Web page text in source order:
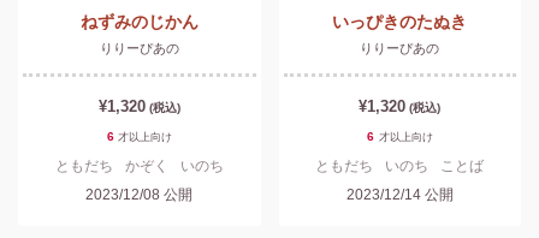
ねずみのじかん
りりーぴあの
¥1,320 (税込)
6 才以上向け
ともだち かぞく
いのち
2023/12/08 公開
いっぴきのたぬき
りりーぴあの
¥1,320 (税込)
6 才以上向け
ともだち いのち
ことば
2023/12/14公開